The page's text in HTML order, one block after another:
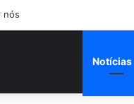
nós
Notícias